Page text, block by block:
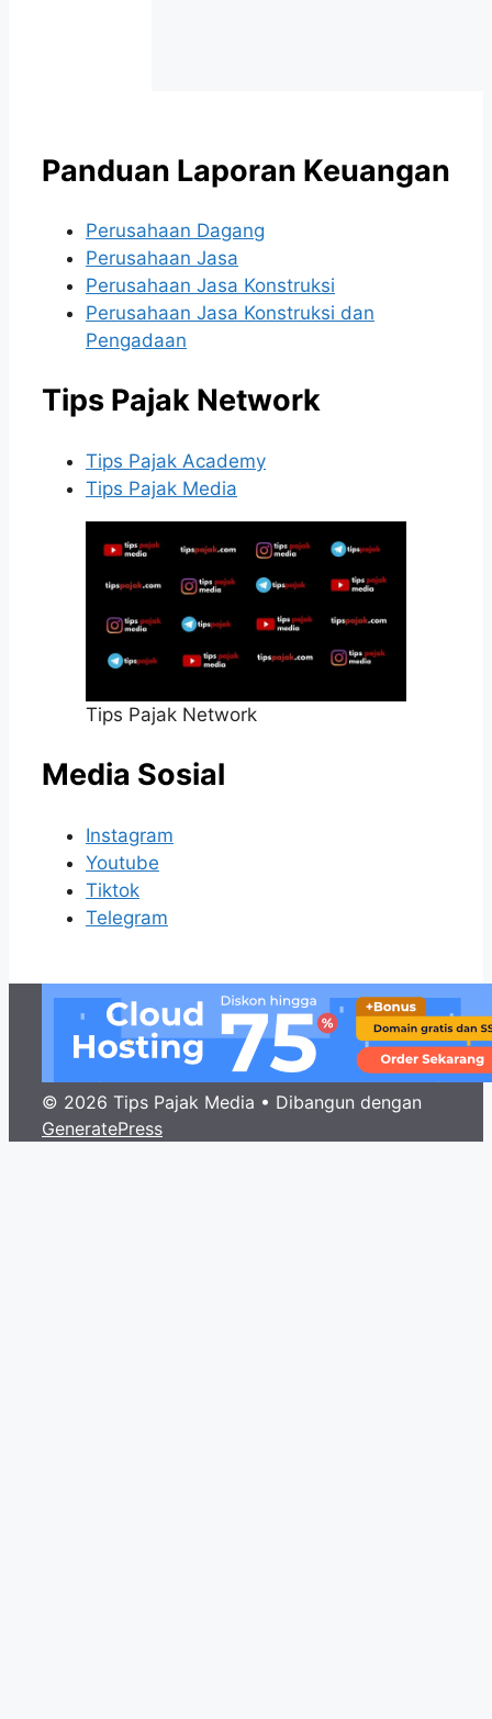
Panduan Laporan Keuangan
Perusahaan Dagang
Perusahaan Jasa
Perusahaan Jasa Konstruksi
Perusahaan Jasa Konstruksi dan
Pengadaan
Tips Pajak Network
Tips Pajak Academy
Tips Pajak Media
Tips Pajak Network
Media Sosial
Instagram
Youtube
Tiktok
Telegram
© 2026 Tips Pajak Media • Dibangun dengan
GeneratePress